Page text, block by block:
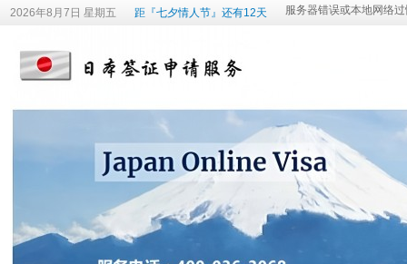
2026年8月7日 星期五 距『七夕情人节』还有12天